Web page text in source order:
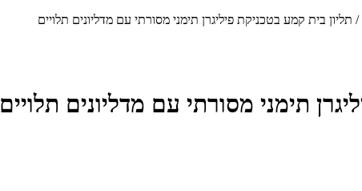
/ תליון בית קמע בטכניקת פיליגרן תימני מסורתי עם מדליונים תלויים
תימני מסורתי עם מדליונים תלויים